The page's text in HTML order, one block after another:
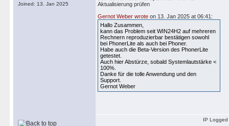
Joined: 13. Jan 2025
Aktualisierung prüfen
Gernot Weber wrote on 13. Jan 2025 at 06:41:
Hallo Zusammen,
kann das Problem seit WIN24H2 auf mehreren
Rechnern reproduzierbar bestätigen sowohl
bei PhonerLite als auch bei Phoner.
Habe auch die Beta-Version des PhonerLite
getestet.
Auch hier Abstürze, sobald Systemlautstärke <
100%.
Danke für die tolle Anwendung und den
Support.
Gernot Weber
IP Logged